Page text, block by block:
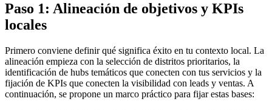
Paso 1: Alineación de objetivos y KPIs
locales
Primero conviene definir qué significa éxito en tu contexto local. La
alineación empieza con la selección de distritos prioritarios, la
identificación de hubs temáticos que conecten con tus servicios y la
fijación de KPIs que conecten la visibilidad con leads y ventas. A
continuación, se propone un marco práctico para fijar estas bases: